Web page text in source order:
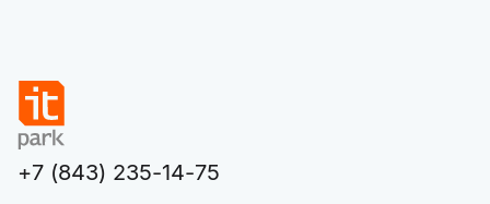
+7 (843) 235-14-75